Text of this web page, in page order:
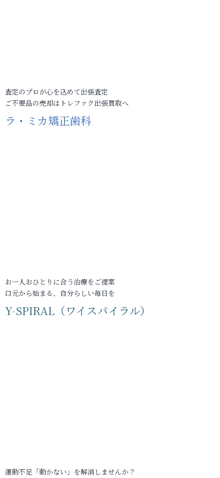
査定のプロが心を込めて出張査定
ご不要品の売却はトレファク出張買取へ
ラ・ミカ矯正歯科
お一人おひとりに合う治療をご提案
口元から始まる、自分らしい毎日を
Y-SPIRAL（ワイスパイラル）
運動不足「動かない」を解消しませんか？